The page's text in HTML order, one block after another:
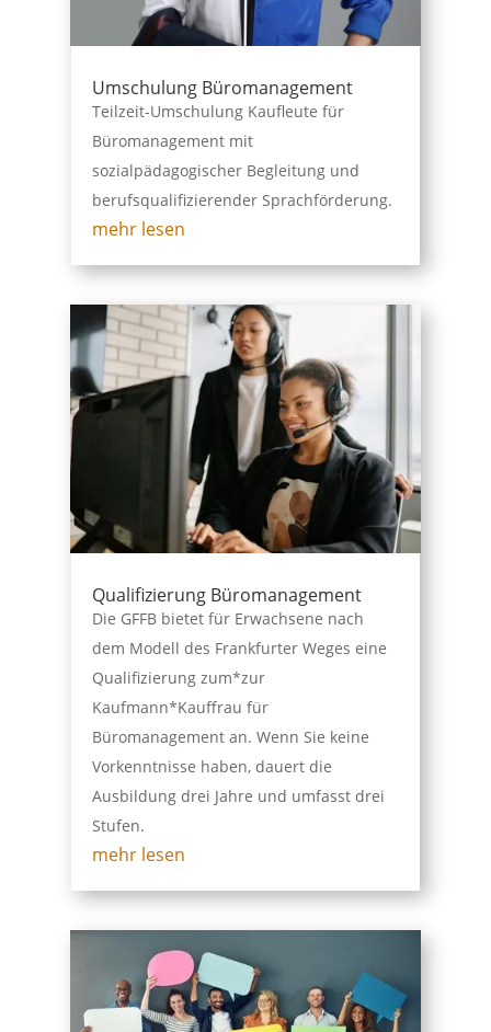
Umschulung Büromanagement
Teilzeit-Umschulung Kaufleute für
Büromanagement mit
sozialpädagogischer Begleitung und
berufsqualifizierender Sprachförderung.
mehr lesen
Qualifizierung Büromanagement
Die GFFB bietet für Erwachsene nach
dem Modell des Frankfurter Weges eine
Qualifizierung zum*zur
Kaufmann*Kauffrau für
Büromanagement an. Wenn Sie keine
Vorkenntnisse haben, dauert die
Ausbildung drei Jahre und umfasst drei
Stufen.
mehr lesen